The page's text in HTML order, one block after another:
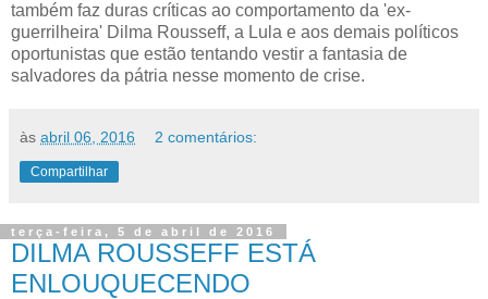
também faz duras críticas ao comportamento da 'ex-
guerrilheira' Dilma Rousseff, a Lula e aos demais políticos
oportunistas que estão tentando vestir a fantasia de
salvadores da pátria nesse momento de crise.
às abril 06, 2016 2 comentários:
Compartilhar
terça-feira, 5 de abril de 2016
DILMA ROUSSEFF ESTÁ
ENLOUQUECENDO